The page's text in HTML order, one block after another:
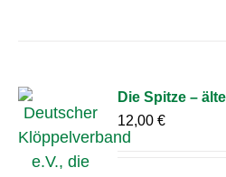
Die Spitze –
12,00€